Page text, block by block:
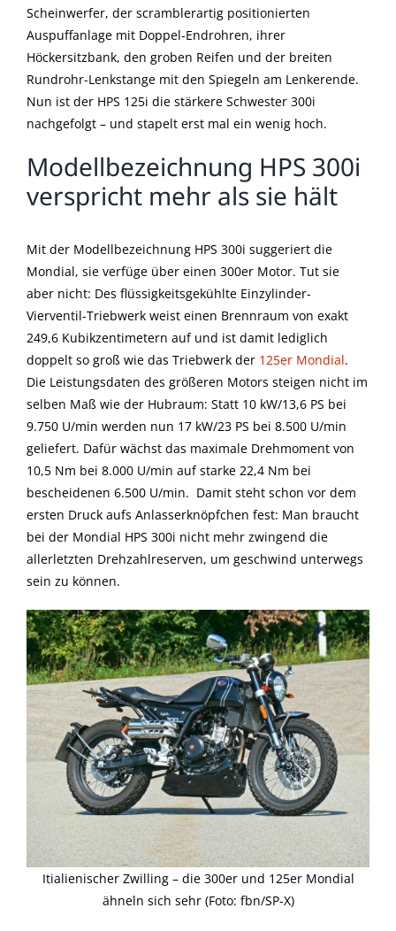
Scheinwerfer, der scramblerartig positionierten
Auspuffanlage mit Doppel-Endrohren, ihrer
Höckersitzbank, den groben Reifen und der breiten
Rundrohr-Lenkstange mit den Spiegeln am Lenkerende.
Nun ist der HPS 125i die stärkere Schwester 300i
nachgefolgt – und stapelt erst mal ein wenig hoch.
Modellbezeichnung HPS 300i
verspricht mehr als sie hält
Mit der Modellbezeichnung HPS 300i suggeriert die
Mondial, sie verfüge über einen 300er Motor. Tut sie
aber nicht: Des flüssigkeitsgekühlte Einzylinder-
Vierventil-Triebwerk weist einen Brennraum von exakt
249,6 Kubikzentimetern auf und ist damit lediglich
doppelt so groß wie das Triebwerk der 125er Mondial.
Die Leistungsdaten des größeren Motors steigen nicht im
selben Maß wie der Hubraum: Statt 10 kW/13,6 PS bei
9.750 U/min werden nun 17 kW/23 PS bei 8.500 U/min
geliefert. Dafür wächst das maximale Drehmoment von
10,5 Nm bei 8.000 U/min auf starke 22,4 Nm bei
bescheidenen 6.500 U/min. Damit steht schon vor dem
ersten Druck aufs Anlasserknöpfchen fest: Man braucht
bei der Mondial HPS 300i nicht mehr zwingend die
allerletzten Drehzahlreserven, um geschwind unterwegs
sein zu können.
Itialienischer Zwilling – die 300er und 125er Mondial
ähneln sich sehr (Foto: fbn/SP-X)